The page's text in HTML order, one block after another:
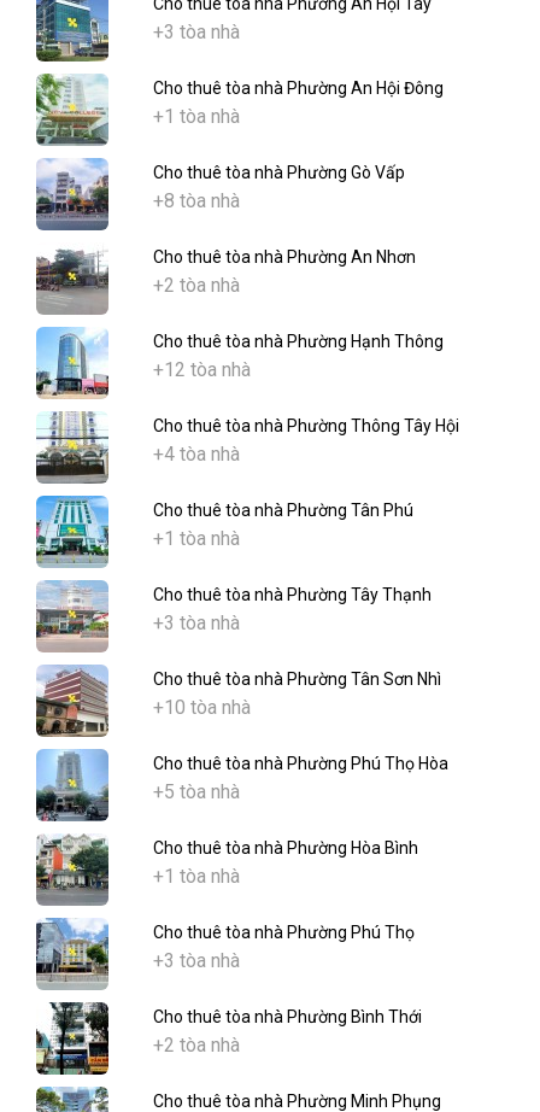
+3 tòa nhà
Cho thuê tòa nhà Phường An Hội Đông
+1 tòa nhà
Cho thuê tòa nhà Phường Gò Vấp
+8 tòa nhà
Cho thuê tòa nhà Phường An Nhơn
+2 tòa nhà
Cho thuê tòa nhà Phường Hạnh Thông
+12 tòa nhà
Cho thuê tòa nhà Phường Thông Tây Hội
+4 tòa nhà
Cho thuê tòa nhà Phường Tân Phú
+1 tòa nhà
Cho thuê tòa nhà Phường Tây Thạnh
+3 tòa nhà
Cho thuê tòa nhà Phường Tân Sơn Nhì
+10 tòa nhà
Cho thuê tòa nhà Phường Phú Thọ Hòa
+5 tòa nhà
Cho thuê tòa nhà Phường Hòa Bình
+1 tòa nhà
Cho thuê tòa nhà Phường Phú Thọ
+3 tòa nhà
Cho thuê tòa nhà Phường Bình Thới
+2 tòa nhà
Cho thuê tòa nhà Phường Minh Phụng